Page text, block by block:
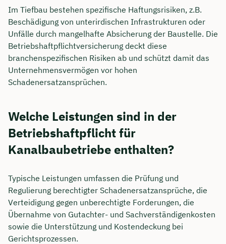
Im Tiefbau bestehen spezifische Haftungsrisiken, z.B.
Beschädigung von unterirdischen Infrastrukturen oder
Unfälle durch mangelhafte Absicherung der Baustelle. Die
Betriebshaftpflichtversicherung deckt diese
branchenspezifischen Risiken ab und schützt damit das
Unternehmensvermögen vor hohen
Schadenersatzansprüchen.
Welche Leistungen sind in der
Betriebshaftpflicht für
Kanalbaubetriebe enthalten?
Typische Leistungen umfassen die Prüfung und
Regulierung berechtigter Schadenersatzansprüche, die
Verteidigung gegen unberechtigte Forderungen, die
Übernahme von Gutachter- und Sachverständigenkosten
sowie die Unterstützung und Kostendeckung bei
Gerichtsprozessen.